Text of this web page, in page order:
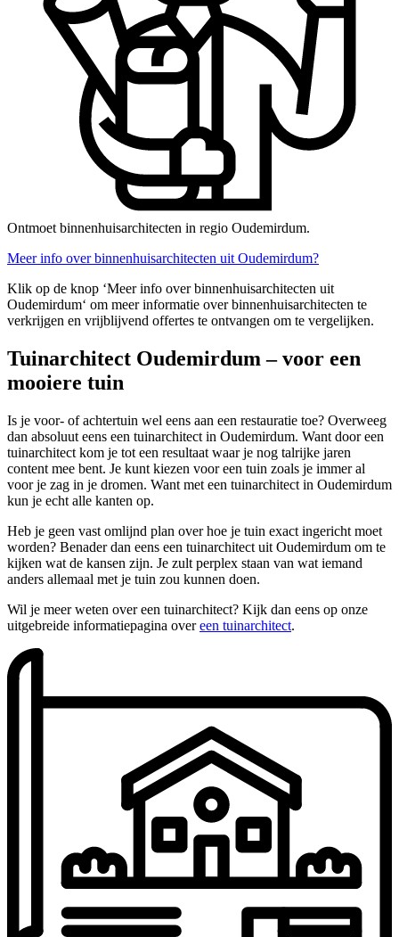
Ontmoet binnenhuisarchitecten in regio Oudemirdum.
Meer info over binnenhuisarchitecten uit Oudemirdum?
Klik op de knop ‘Meer info over binnenhuisarchitecten uit
Oudemirdum‘ om meer informatie over binnenhuisarchitecten te
verkrijgen en vrijblijvend offertes te ontvangen om te vergelijken.
Tuinarchitect Oudemirdum – voor een
mooiere tuin
Is je voor- of achtertuin wel eens aan een restauratie toe? Overweeg
dan absoluut eens een tuinarchitect in Oudemirdum. Want door een
tuinarchitect kom je tot een resultaat waar je nog talrijke jaren
content mee bent. Je kunt kiezen voor een tuin zoals je immer al
voor je zag in je dromen. Want met een tuinarchitect in Oudemirdum
kun je echt alle kanten op.
Heb je geen vast omlijnd plan over hoe je tuin exact ingericht moet
worden? Benader dan eens een tuinarchitect uit Oudemirdum om te
kijken wat de kansen zijn. Je zult perplex staan van wat iemand
anders allemaal met je tuin zou kunnen doen.
Wil je meer weten over een tuinarchitect? Kijk dan eens op onze
uitgebreide informatiepagina overeen tuinarchitect.